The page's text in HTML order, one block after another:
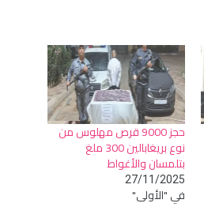
حجز 9000 قرص مهلوس من
نوع بريغابالين 300 ملغ
بتلمسان والأغواط
27/11/2025
في "الأولى"